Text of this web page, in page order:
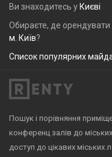
Ви знаходитесь у Києві
Обираєте, де орендувати
м. Київ?
Список популярних
Пошук і порівняння
конференц залів до
доступ до цікавих